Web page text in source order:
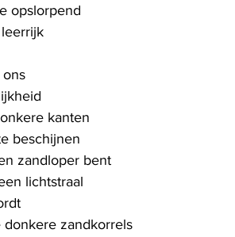
opslorpend
kanten
beschijnen
zandloper bent
lichtstraal
donkere zandkorrels